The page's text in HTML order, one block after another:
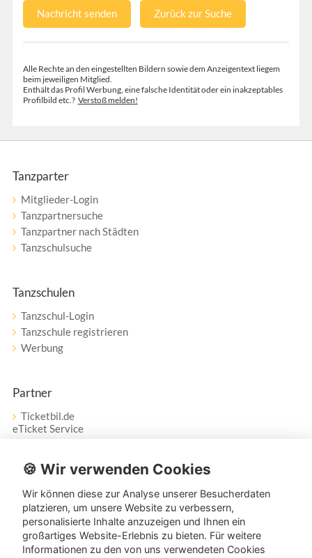
Nachricht senden Zurück zur Suche
Alle Rechte an den eingestellten Bildern sowie dem Anzeigentext liegem
beim jeweiligen Mitglied.
Enthält das Profil Werbung, eine falsche Identität oder ein inakzeptables
Profilbild etc.? Verstoß melden!
Tanzparter
Mitglieder-Login
Tanzpartnersuche
Tanzpartner nach Städten
Tanzschulsuche
Tanzschulen
Tanzschul-Login
Tanzschule registrieren
Werbung
Partner
Ticketbil.de
eTicket Service
Vertrag widerrufen
Service
Unser Tanzpartner-Service hilft Ihnen bei Fragen und
Anregungen gerne weiter!
🍪 Wir verwenden Cookies
Wir können diese zur Analyse unserer Besucherdaten
platzieren, um unsere Website zu verbessern,
personalisierte Inhalte anzuzeigen und Ihnen ein
großartiges Website-Erlebnis zu bieten. Für weitere
Informationen zu den von uns verwendeten Cookies